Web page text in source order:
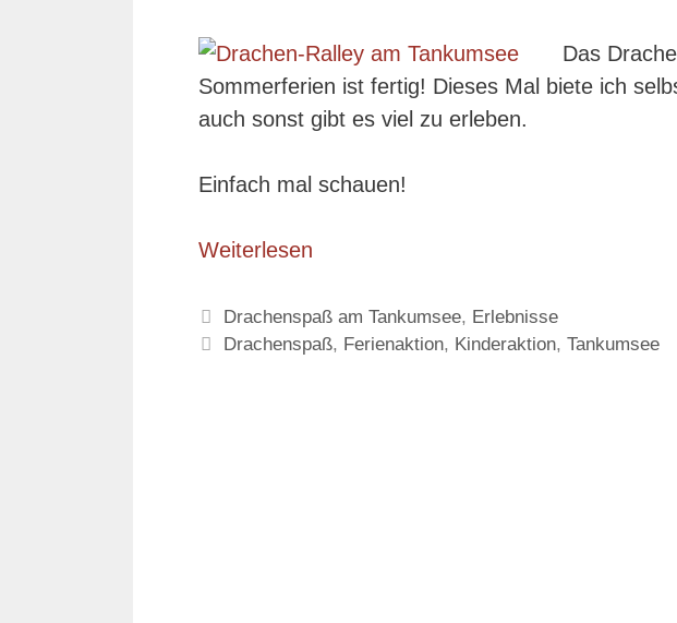
Das
Sommerferien ist fertig! Dieses Mal biete ich
auch sonst gibt es viel zu erleben.
Einfach mal schauen!
Weiterlesen
Kategorien
Drachenspaß am Tankumsee, Erlebnisse
Schlagwörter
Drachenspaß, Ferienaktion, Kinderaktion,Tankumsee